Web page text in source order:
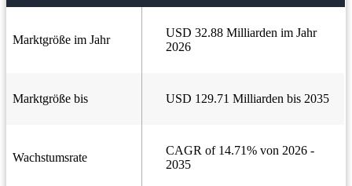
Marktgröße im Jahr
USD 32.88 Milliarden im Jahr
2026
Marktgröße bis USD 129.71 Milliarden bis 2035
Wachstumsrate
CAGR of 14.71% von 2026 -
2035